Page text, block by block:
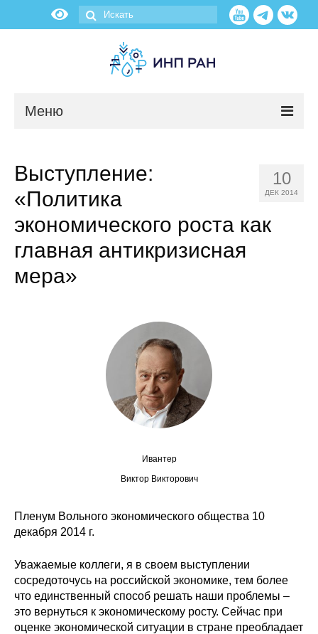
Меню
Научные подразделения
Администрация
Отчетность
Противодействие коррупции
Материалы для СМИ
Издания
О журнале
Номера журналов
10
ДЕК 2014
Выступление:
«Политика
экономического роста как
главная антикризисная
мера»
Ивантер
Виктор Викторович
Пленум Вольного экономического общества 10
декабря 2014 г.
Уважаемые коллеги, я в своем выступлении
сосредоточусь на российской экономике, тем более
что единственный способ решать наши проблемы –
это вернуться к экономическому росту. Сейчас при
оценке экономической ситуации в стране преобладает